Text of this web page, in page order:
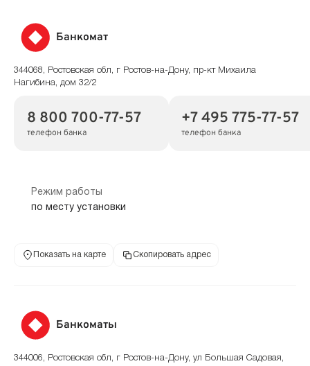
Банкомат
344068, Ростовская обл, г Ростов-на-Дону, пр-кт Михаила
Нагибина, дом 32/2
8 800 700-77-57
телефон банка
+7 495 775-77-57
телефон банка
Режим работы
по месту установки
Показать на карте Скопировать адрес
Банкоматы
344006, Ростовская обл, г Ростов-на-Дону, ул Большая Садовая,